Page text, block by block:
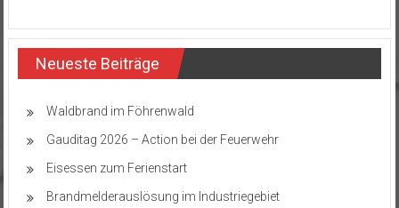
Neueste Beiträge
Waldbrand im Föhrenwald
Gauditag 2026 – Action bei der Feuerwehr
Eisessen zum Ferienstart
Brandmelderauslösung im Industriegebiet